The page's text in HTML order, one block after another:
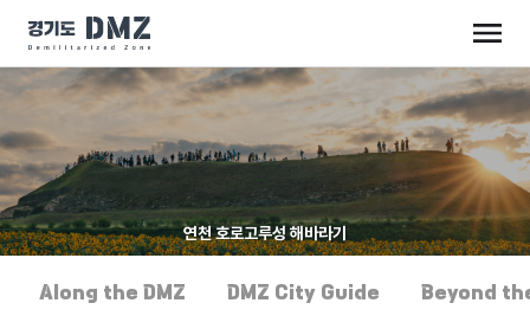
연천 호로고루성 해바라기
Along the DMZ DMZ City Guide Beyond